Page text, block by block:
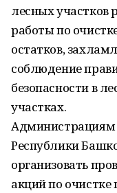
лесных участков
работы по
остатков,
соблюдение
безопасности в
участках.
Республики
организовать
акций по